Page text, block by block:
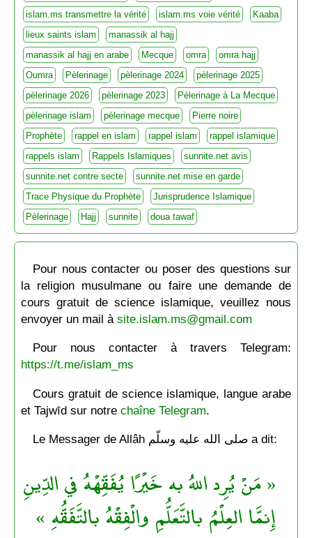
islam.ms transmettre la vérité
islam.ms voie vérité
Kaaba
lieux saints islam
manassik al hajj
manassik al hajj en arabe
Mecque omra
omra hajj
Oumra
Pèlerinage pèlerinage 2024
pèlerinage 2025
pèlerinage 2026
pèlerinage 2023
Pèlerinage à La Mecque
pèlerinage islam
pèlerinage mecque
Pierre noire
Prophète
rappel en islam rappel islam
rappel islamique
rappels islam
Rappels Islamiques
sunnite.net avis
sunnite.net contre secte
sunnite.net mise en garde
Trace Physique du Prophète
Jurisprudence Islamique
Pèlerinage
Hajj sunnite doua tawaf
Pour nous contacter ou poser des questions sur
la religion musulmane ou faire une demande de
cours gratuit de science islamique, veuillez nous
envoyer un mail à site.islam.ms@gmail.com
Pour nous contacter à travers Telegram:
https://t.me/islam_ms
Cours gratuit de science islamique, langue arabe
et Tajwīd sur notre chaîne Telegram.
Le Messager de Allâh صلى الله عليه وسلّم a dit:
« مَنْ يُرِد اللهُ به خَيْرًا يُفَقِّهْهُ في الدِّينِ
إِنمَّا العِلْمُ بالتَّعَلُّمِ والْفِقْهُ بالتَّفَقُّهِ »